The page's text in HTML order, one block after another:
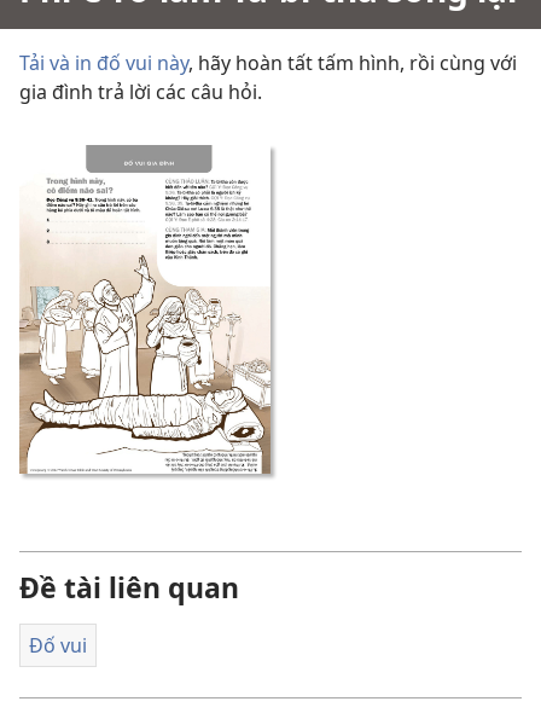
Tải và in đố vui này, hãy hoàn tất tấm hình, rồi cùng với
gia đình trả lời các câu hỏi.
Đề tài liên quan
Đố vui